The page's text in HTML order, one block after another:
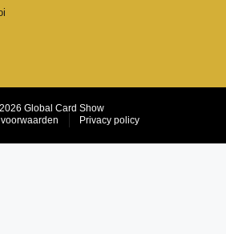
Global Card Show
Privacy policy